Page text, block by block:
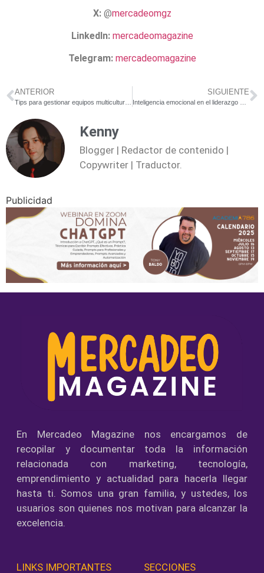
X: @mercadeomgz
LinkedIn: mercadeomagazine
Telegram: mercadeomagazine
ANTERIOR SIGUIENTE
Kenny
Blogger | Redactor de contenido |
Copywriter | Traductor.
Publicidad
En Mercadeo Magazine nos encargamos de
recopilar y documentar toda la información
relacionada con marketing, tecnología,
emprendimiento y actualidad para hacerla llegar
hasta ti. Somos una gran familia, y ustedes, los
usuarios son quienes nos motivan para alcanzar la
excelencia.
LINKS IMPORTANTES
SECCIONES